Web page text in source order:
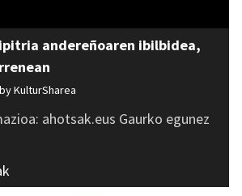
andereñoaren ibilbidea,
KulturSharea
ahotsak.eus Gaurko egunez